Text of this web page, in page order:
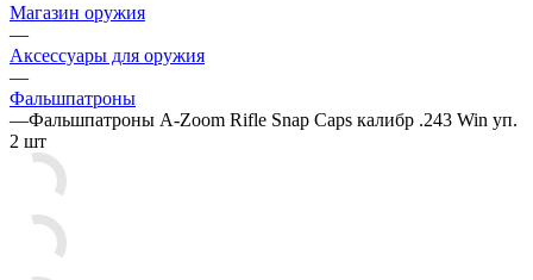
Магазин оружия
—
Аксессуары для оружия
—
Фальшпатроны
—Фальшпатроны A-Zoom Rifle Snap Caps калибр .243 Win уп.
2 шт